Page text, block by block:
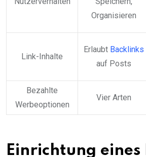
Organisieren
Link-Inhalte
Erlaubt Backlinks
auf Posts
Bezahlte
Werbeoptionen
Vier Arten
Einrichtung eines